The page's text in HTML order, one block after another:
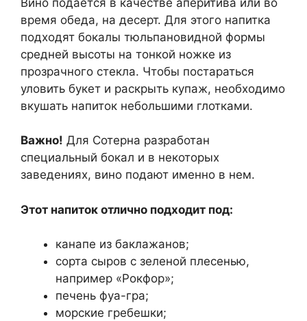
время обеда, на десерт. Для этого напитка
подходят бокалы тюльпановидной формы
средней высоты на тонкой ножке из
прозрачного стекла. Чтобы постараться
уловить букет и раскрыть купаж, необходимо
вкушать напиток небольшими глотками.
Важно! Для Сотерна разработан
специальный бокал и в некоторых
заведениях, вино подают именно в нем.
Этот напиток отлично подходит под:
канапе из баклажанов;
сорта сыров с зеленой плесенью,
например «Рокфор»;
печень фуа-гра;
морские гребешки;